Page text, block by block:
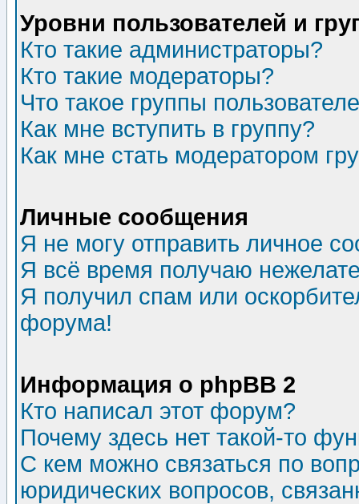
Уровни пользователей и
Кто такие администраторы?
Кто такие модераторы?
Что такое группы
Как мне вступить в группу?
Как мне стать модератором
Личные сообщения
Я не могу отправить личное
Я всё время получаю
Я получил спам или
форума!
Информация о phpBB 2
Кто написал этот форум?
Почему здесь нет такой-то
С кем можно связаться по
юридических вопросов,